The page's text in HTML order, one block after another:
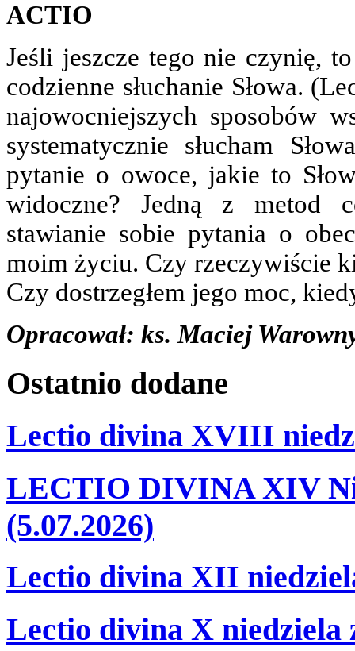
ACTIO
Jeśli jeszcze tego nie czynię,
codzienne słuchanie Słowa.
najowocniejszych sposobów
systematycznie słucham
pytanie o owoce, jakie to
widoczne? Jedną z metod
stawianie sobie pytania o
moim życiu. Czy rzeczywiście
Czy dostrzegłem jego moc,
Opracował: ks. Maciej
Ostatnio dodane
Lectio divina XVIII
LECTIO DIVINA XIV
(5.07.2026)
Lectio divina XII
Lectio divina X niedziela